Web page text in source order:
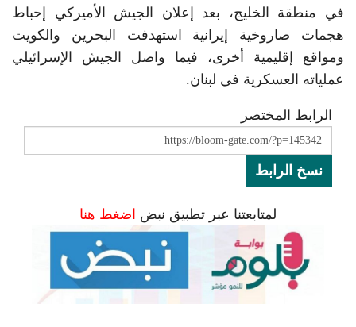
في منطقة الخليج، بعد إعلان الجيش الأميركي إحباط
هجمات صاروخية إيرانية استهدفت البحرين والكويت
ومواقع إقليمية أخرى، فيما واصل الجيش الإسرائيلي
عملياته العسكرية في لبنان.
الرابط المختصر
نسخ الرابط
لمتابعتنا عبر تطبيق نبض اضغط هنا